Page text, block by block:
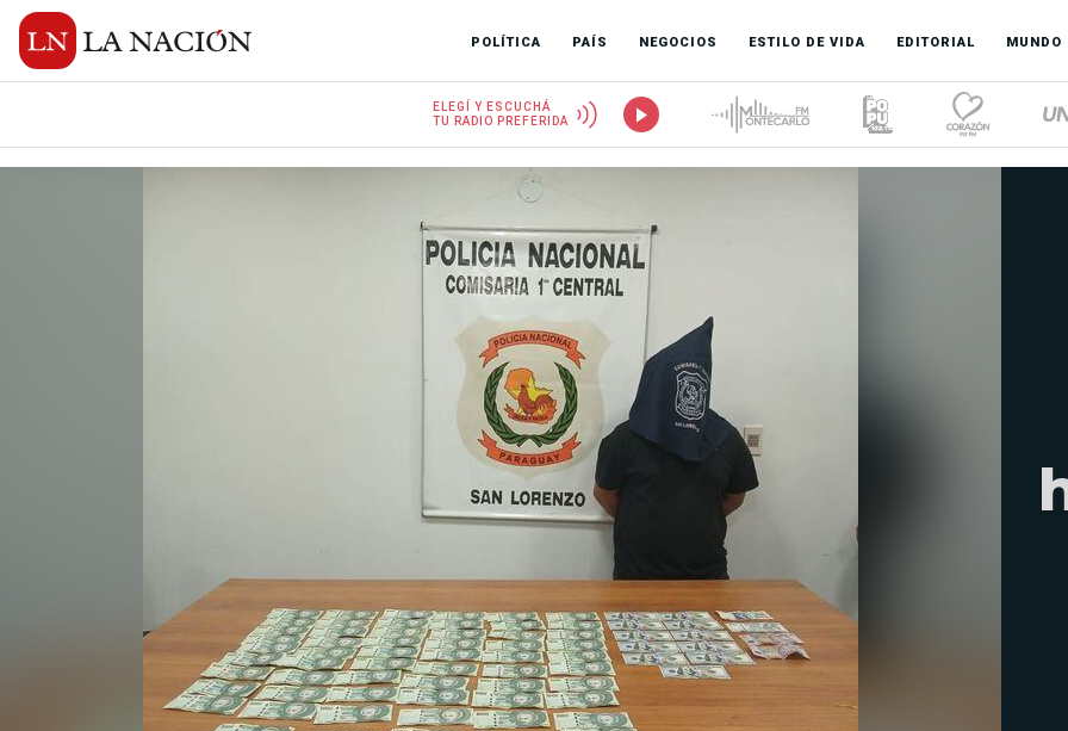
POLÍTICA PAÍS NEGOCIOS ESTILO DE VIDA EDITORIAL MUNDO
ELEGÍ Y ESCUCHÁ
TU RADIO PREFERIDA